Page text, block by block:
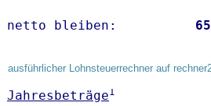
netto bleiben:
ausführlicher Lohnsteuerrechner auf
Jahresbeträge1